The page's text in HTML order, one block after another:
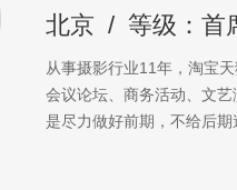
北京 / 等级：首
从事摄影行业11年，淘宝
会议论坛、商务活动、文
是尽力做好前期，不给后期